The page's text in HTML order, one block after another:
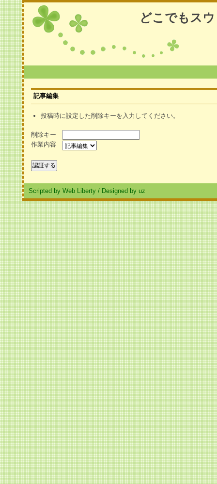
どこでもス
記事編集
投稿時に設定した削除キーを入力してください。
削除キー
作業内容
Scripted by Web Liberty / Designed by uz